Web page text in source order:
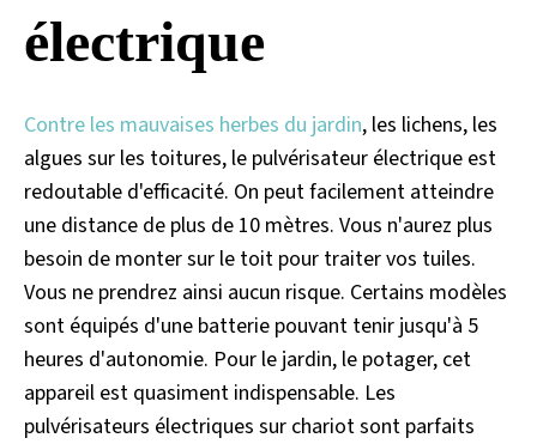
électrique
Contre les mauvaises herbes du jardin, les lichens, les
algues sur les toitures, le pulvérisateur électrique est
redoutable d'efficacité. On peut facilement atteindre
une distance de plus de 10 mètres. Vous n'aurez plus
besoin de monter sur le toit pour traiter vos tuiles.
Vous ne prendrez ainsi aucun risque. Certains modèles
sont équipés d'une batterie pouvant tenir jusqu'à 5
heures d'autonomie. Pour le jardin, le potager, cet
appareil est quasiment indispensable. Les
pulvérisateurs électriques sur chariot sont parfaits